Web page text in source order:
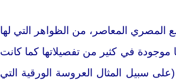
المصري المعاصر، من الظواهر التي لها
موجودة في كثير من تفصيلاتها كما كانت
سبيل المثال العروسة الورقية التي